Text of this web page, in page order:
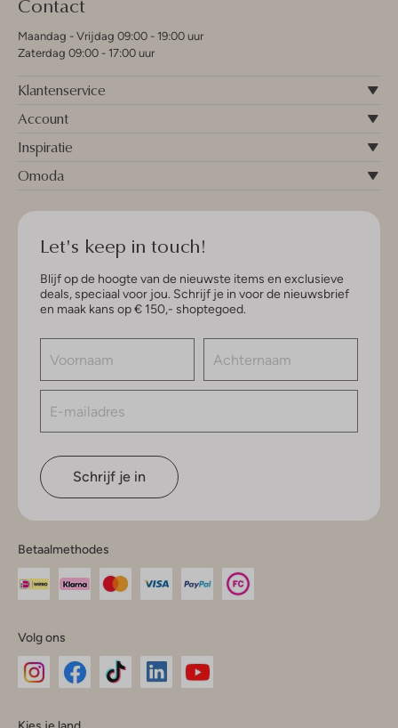
Maandag - Vrijdag 09:00 - 19:00 uur
Zaterdag 09:00 - 17:00 uur
Klantenservice
Account
Inspiratie
Omoda
Let's keep in touch!
Blijf op de hoogte van de nieuwste items en exclusieve
deals, speciaal voor jou. Schrijf je in voor de nieuwsbrief
en maak kans op € 150,- shoptegoed.
Schrijf je in
Betaalmethodes
Volg ons